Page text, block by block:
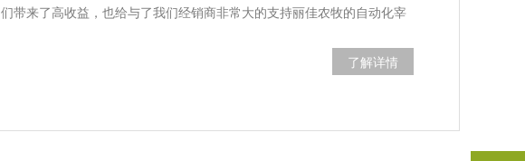
们带来了高收益，也给与了我们经销商非常大的支持丽佳农牧的自动化宰
了解详情